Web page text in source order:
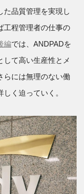
た品質管理を実現し
工程管理者の仕事の
編では、ANDPADを
して高い生産性とメ
らには無理のない働
く迫っていく。